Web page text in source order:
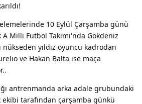
10 Eylül Çarşamba günü
Milli Futbol Takımı'nda Gökdeniz
nükseden yıldız oyuncu kadrodan
ve Hakan Balta ise maça
antrenmanda arka adale grubundaki
ekibi tarafından çarşamba günkü